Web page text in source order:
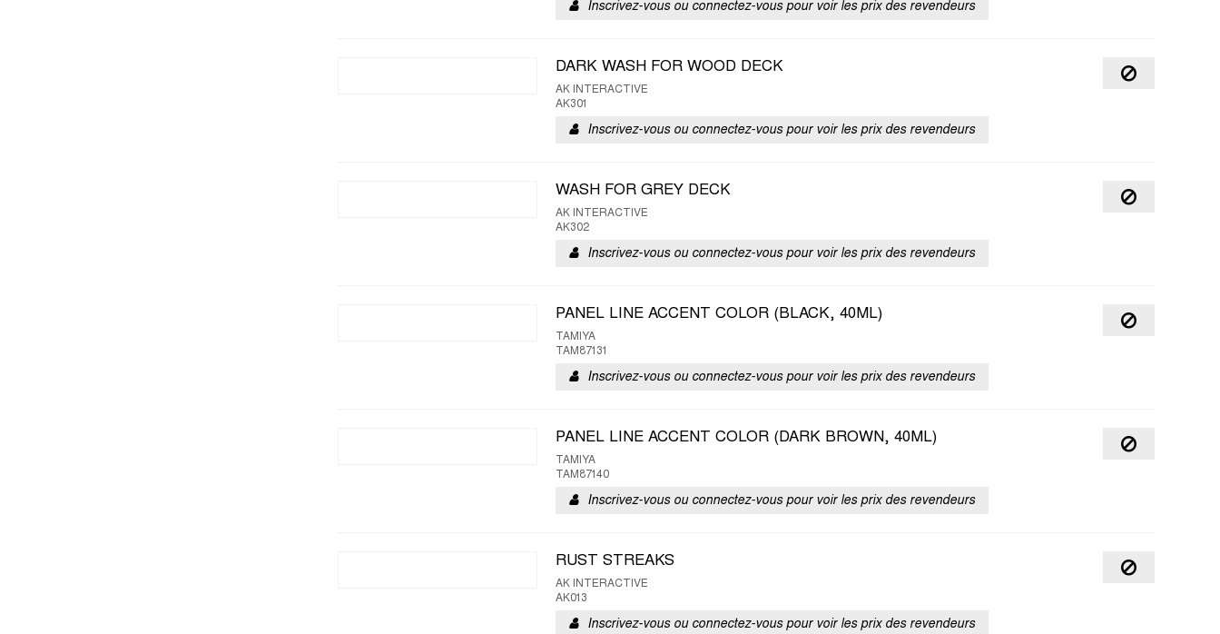
Inscrivez-vous ou connectez-vous pour voir les prix des revendeurs
DARK WASH FOR WOOD DECK
AK INTERACTIVE
AK301
Inscrivez-vous ou connectez-vous pour voir les prix des revendeurs
WASH FOR GREY DECK
AK INTERACTIVE
AK302
Inscrivez-vous ou connectez-vous pour voir les prix des revendeurs
PANEL LINE ACCENT COLOR (BLACK, 40ML)
TAMIYA
TAM87131
Inscrivez-vous ou connectez-vous pour voir les prix des revendeurs
PANEL LINE ACCENT COLOR (DARK BROWN, 40ML)
TAMIYA
TAM87140
Inscrivez-vous ou connectez-vous pour voir les prix des revendeurs
RUST STREAKS
AK INTERACTIVE
AK013
Inscrivez-vous ou connectez-vous pour voir les prix des revendeurs